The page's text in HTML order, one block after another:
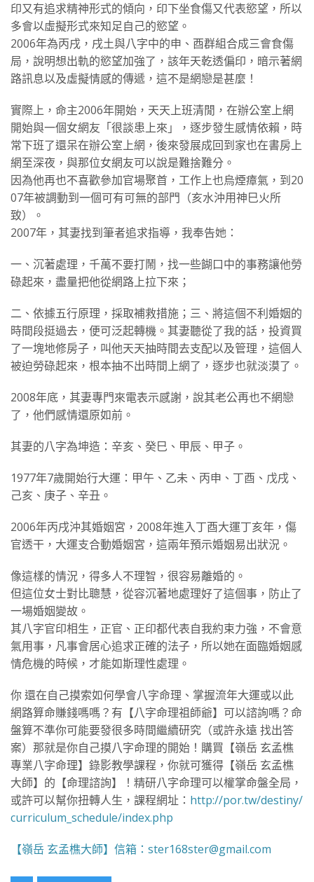
印又有追求精神形式的傾向，印下坐食傷又代表慾望，所以
多會以虛擬形式來知足自己的慾望。
2006年為丙戌，戌土與八字中的申、酉群組合成三會食傷
局，說明想出軌的慾望加強了，該年天乾透偏印，暗示著網
路訊息以及虛擬情感的傳遞，這不是網戀是甚麼！
實際上，命主2006年開始，天天上班清閒，在辦公室上網
開始與一個女網友「很談患上來」，逐步發生感情依賴，時
常下班了還呆在辦公室上網，後來發展成回到家也在書房上
網至深夜，與那位女網友可以說是難捨難分。
因為他再也不喜歡參加官場聚首，工作上也烏煙瘴氣，到20
07年被調動到一個可有可無的部門（亥水沖用神巳火所
致）。
2007年，其妻找到筆者追求指導，我奉告她：
一、沉著處理，千萬不要打鬧，找一些餬口中的事務讓他勞
碌起來，盡量把他從網路上拉下來；
二、依據五行原理，採取補救措施；三、將這個不利婚姻的
時間段挺過去，便可泛起轉機。其妻聽從了我的話，投資買
了一塊地修房子，叫他天天抽時間去支配以及管理，這個人
被迫勞碌起來，根本抽不出時間上網了，逐步也就淡漠了。
2008年底，其妻專門來電表示感謝，說其老公再也不網戀
了，他們感情還原如前。
其妻的八字為坤造：辛亥、癸巳、甲辰、甲子。
1977年7歲開始行大運：甲午、乙未、丙申、丁酉、戊戌、
己亥、庚子、辛丑。
2006年丙戌沖其婚姻宮，2008年進入丁酉大運丁亥年，傷
官透干，大運支合動婚姻宮，這兩年預示婚姻易出狀況。
像這樣的情況，得多人不理智，很容易離婚的。
但這位女士對比聰慧，從容沉著地處理好了這個事，防止了
一場婚姻變故。
其八字官印相生，正官、正印都代表自我約束力強，不會意
氣用事，凡事會居心追求正確的法子，所以她在面臨婚姻感
情危機的時候，才能如斯理性處理。
你 還在自己摸索如何學會八字命理、掌握流年大運或以此
網路算命賺錢嗎嗎？有【八字命理祖師爺】可以諮詢嗎？命
盤算不準你可能要發很多時間繼續研究（或許永遠 找出答
案）那就是你自己摸八字命理的開始！購買【嶺岳 玄孟樵
專業八字命理】錄影教學課程，你就可獲得【嶺岳 玄孟樵
大師】的【命理諮詢】！精研八字命理可以權掌命盤全局，
或許可以幫你扭轉人生，課程網址： http://por.tw/destiny/
curriculum_schedule/index.php
【嶺岳 玄孟樵大師】信箱：ster168ster@gmail.com